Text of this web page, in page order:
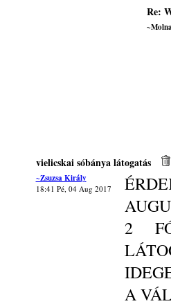
Re:
vielicskai sóbánya látogatás
~Zsuzsa Király
18:41 Pé, 04 Aug 2017
2
A